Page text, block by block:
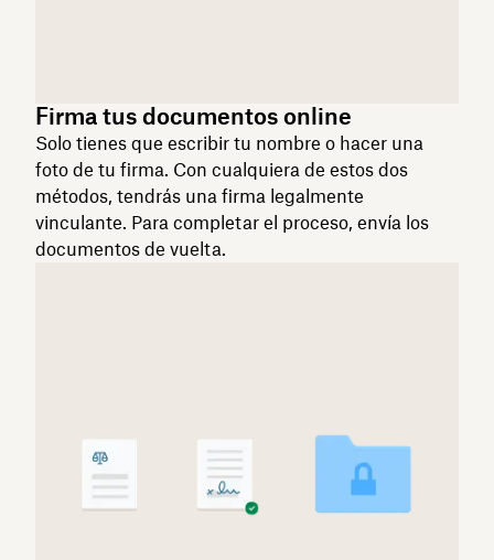
Firma tus documentos online
Solo tienes que escribir tu nombre o hacer una
foto de tu firma. Con cualquiera de estos dos
métodos, tendrás una firma legalmente
vinculante. Para completar el proceso, envía los
documentos de vuelta.